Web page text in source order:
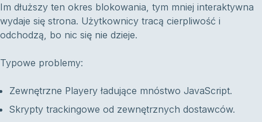
Im dłuższy ten okres blokowania, tym mniej interaktywna
wydaje się strona. Użytkownicy tracą cierpliwość i
odchodzą, bo nic się nie dzieje.
Typowe problemy:
Zewnętrzne Playery ładujące mnóstwo JavaScript.
Skrypty trackingowe od zewnętrznych dostawców.